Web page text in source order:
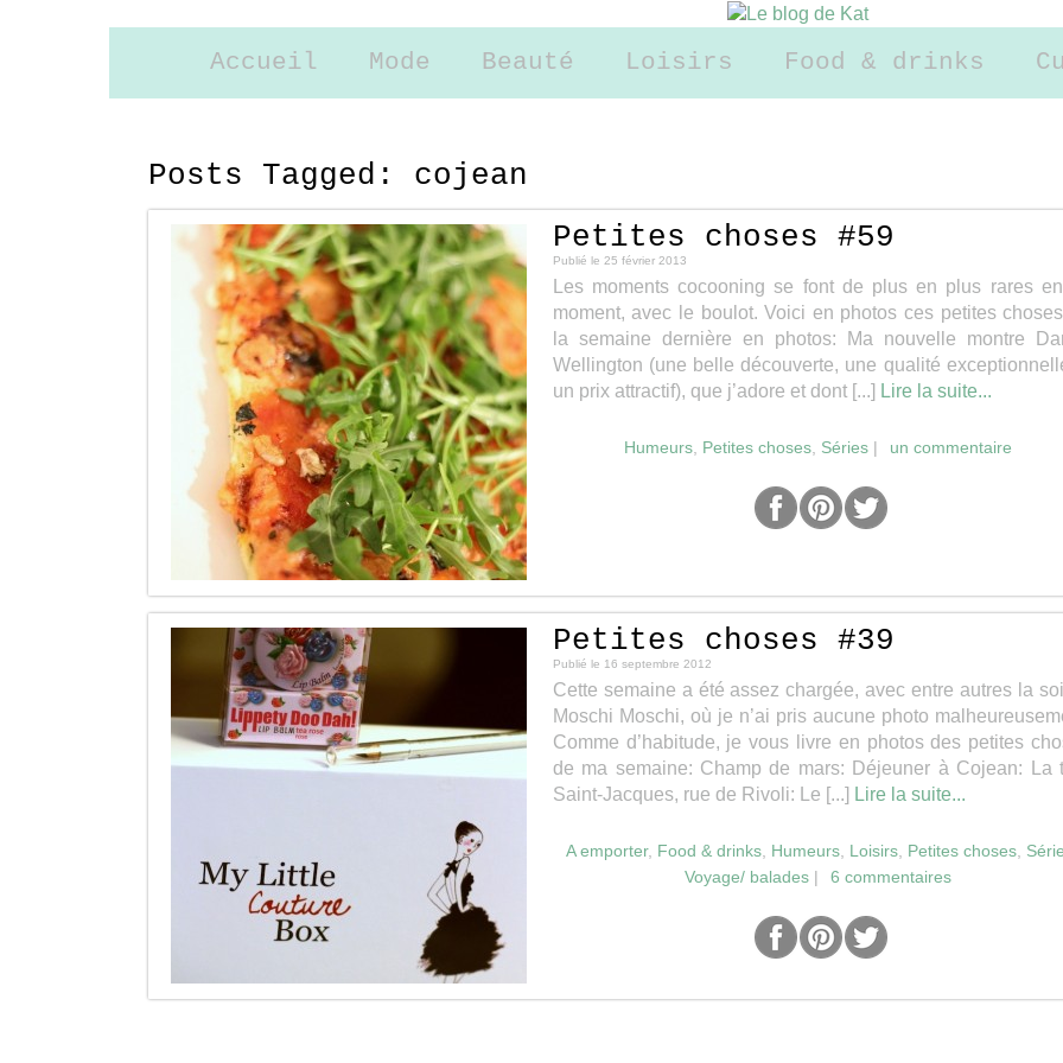
Accueil Mode Beauté Loisirs Food & drinks
Posts Tagged:
cojean
Petites choses #59
Publié le 25 février 2013
Les moments cocooning se font de plus en plus rares
moment, avec le boulot. Voici en photos ces petites
la semaine dernière en photos: Ma nouvelle montre
Wellington (une belle découverte, une qualité
un prix attractif), que j’adore et dont [...] Lire la suite...
Humeurs Petites choses Séries | un commentaire
Petites choses #39
Publié le 16 septembre 2012
Cette semaine a été assez chargée, avec entre autres la
Moschi Moschi, où je n’ai pris aucune photo
Comme d’habitude, je vous livre en photos des petites
de ma semaine: Champ de mars: Déjeuner à Cojean: La
Saint-Jacques, rue de Rivoli: Le [...] Lire la suite...
A emporter, Food & drinks, Humeurs, Loisirs, Petites choses,
Voyage/ balades | 6 commentaires